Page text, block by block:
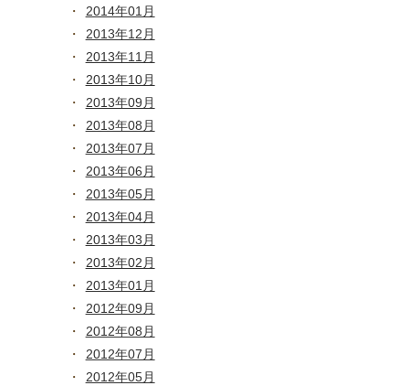
2014年01月
2013年12月
2013年11月
2013年10月
2013年09月
2013年08月
2013年07月
2013年06月
2013年05月
2013年04月
2013年03月
2013年02月
2013年01月
2012年09月
2012年08月
2012年07月
2012年05月